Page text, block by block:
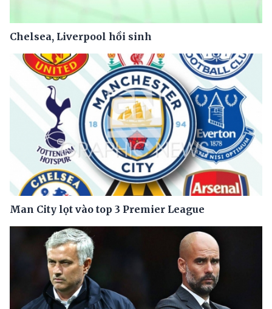
Chelsea, Liverpool hồi sinh
Man City lọt vào top 3 Premier League